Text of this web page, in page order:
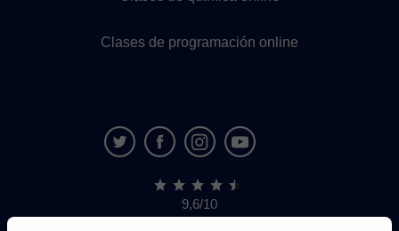
Clases de programación online
9,6/10
1.339.316